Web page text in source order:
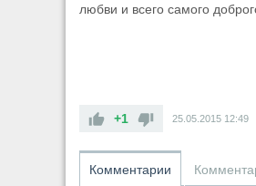
любви и всего самого
+1 25.05.2015 12:49
Комментарии